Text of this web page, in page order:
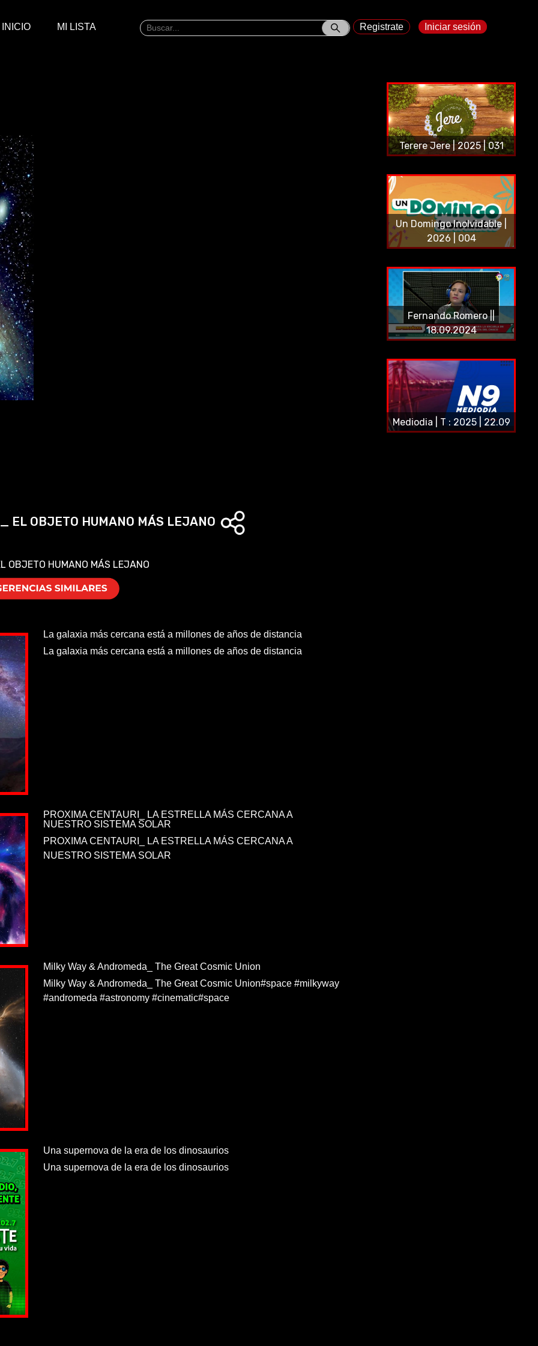
INICIO MI LISTA Registrate Iniciar sesión
Terere Jere | 2025 | 031
Un Domingo Inolvidable |
2026 | 004
Fernando Romero ||
18.09.2024
Mediodia | T : 2025 | 22.09
EL OBJETO HUMANO MÁS LEJANO
OBJETO HUMANO MÁS LEJANO
La galaxia más cercana está a millones de años de distancia
La galaxia más cercana está a millones de años de distancia
PROXIMA CENTAURI_ LA ESTRELLA MÁS CERCANA A
NUESTRO SISTEMA SOLAR
PROXIMA CENTAURI_ LA ESTRELLA MÁS CERCANA A
NUESTRO SISTEMA SOLAR
Milky Way & Andromeda_ The Great Cosmic Union
Milky Way & Andromeda_ The Great Cosmic Union#space #milkyway
#andromeda #astronomy #cinematic#space
Una supernova de la era de los dinosaurios
Una supernova de la era de los dinosaurios